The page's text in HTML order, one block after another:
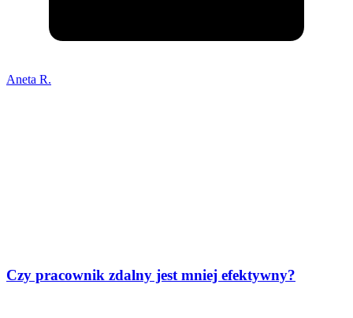
Aneta R.
Czy pracownik zdalny jest mniej efektywny?